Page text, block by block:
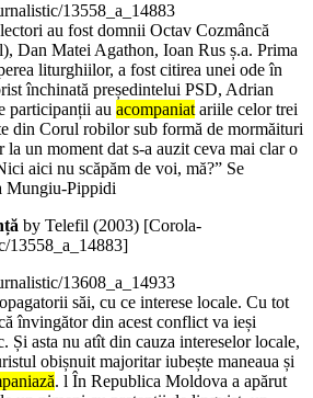
13558_a_14883
au fost domnii Octav Cozmâncă
Dan Matei Agathon, Ioan Rus ș.a. Prima
liturghiilor, a fost citirea unei ode în
închinată președintelui PSD, Adrian
participanții au acompaniatariile celor trei
din Corul robilor sub formă de mormăituri
un moment dat s-a auzit ceva mai clar o
aici nu scăpăm de voi, mă?” Se
Mungiu-Pippidi
by Telefil (2003) [Corola-
13558_a_14883]
13608_a_14933
săi, cu ce interese locale. Cu tot
învingător din acest conflict va ieși
Și asta nu atît din cauza intereselor locale,
obișnuit majoritar iubește maneaua și
. l În Republica Moldova a apărut